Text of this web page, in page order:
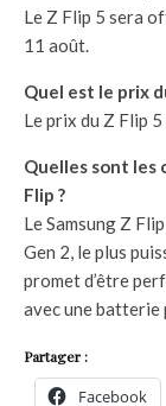
Le Z Flip 5 sera
11 août.
Quel est le prix
Le prix du Z Flip
Quelles sont les
Flip ?
Le Samsung Z
Gen 2, le plus
promet d’être
avec une batterie
Partager :
Facebook